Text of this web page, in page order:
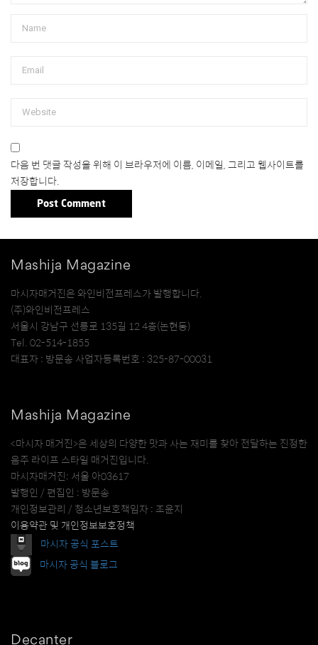
다음 번 댓글 작성을 위해 이 브라우저에 이름, 이메일, 그리고 웹사이트를
저장합니다.
Mashija Magazine
마시자매거진은 와인비전프레스가 발행합니다.
(주)와인비전프레스
서울시 강남구 선릉로 135길 12 4층(논현동)
Tel. 02-514-1855
대표자 : 방문송 사업자등록번호 : 325-87-00031
Mashija Magazine
<마시자 매거진>은 세상의 다양한 맛과 사는 재미를 찾아 전달하는 진정한
음주 라이프 스타일 매거진입니다.
마시자매거진: 서울 아03617
발행인 / 편집인 : 방문송
개인정보관리 / 청소년보호책임자 : 조윤지
이용약관 및 개인정보보호정책
마시자 공식 포스트
마시자 공식 블로그
Decanter